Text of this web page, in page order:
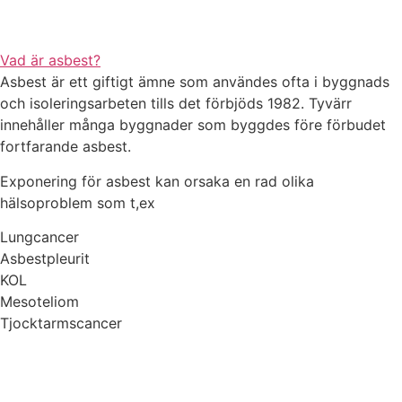
Vad är asbest?
Asbest är ett giftigt ämne som användes ofta i byggnads
och isoleringsarbeten tills det förbjöds 1982. Tyvärr
innehåller många byggnader som byggdes före förbudet
fortfarande asbest.
Exponering för asbest kan orsaka en rad olika
hälsoproblem som t,ex
Lungcancer
Asbestpleurit
KOL
Mesoteliom
Tjocktarmscancer